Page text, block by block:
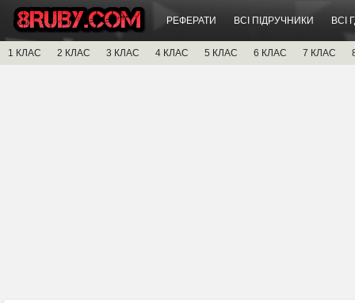
РЕФЕРАТИ ВСІ ПІДРУЧНИКИ ВСІ
1 КЛАС 2 КЛАС 3 КЛАС 4 КЛАС 5 КЛАС 6 КЛАС 7 КЛАС